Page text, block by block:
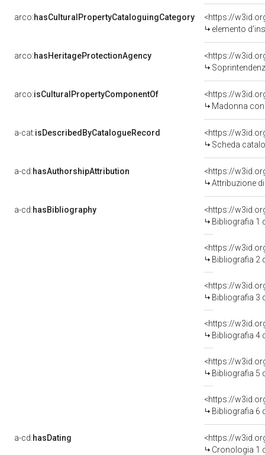
arco:hasCulturalPropertyCataloguingCategory
<https://
elemento
arco:hasHeritageProtectionAgency
<https://
arco:isCulturalPropertyComponentOf
<https://
Madonna con
a-cat:isDescribedByCatalogueRecord
<https://
Scheda
a-cd:hasAuthorshipAttribution
Attribuzione
a-cd:hasBibliography
<https://
Bibliografia 1
<https://
Bibliografia 2
<https://
Bibliografia 3
<https://
Bibliografia 4
<https://
Bibliografia 5
<https://
Bibliografia 6
a-cd:hasDating
<https://
Cronologia 1